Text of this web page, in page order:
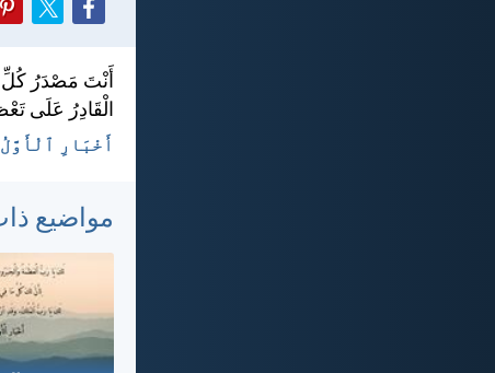
أَنْتَ مَصْدَرُ كُلِّ
الْقَادِرُ عَلَى
أَخْبَارِ ٱلْأَوَّلُ ٢٩:‏١٢ - KEH
مواضيع